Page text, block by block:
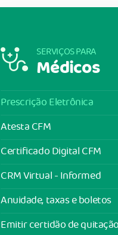
SERVIÇOS PARA
Médicos
Prescrição Eletrônica
Atesta CFM
Certificado Digital CFM
CRM Virtual - Informed
Anuidade, taxas e boletos
Emitir certidão de quitação